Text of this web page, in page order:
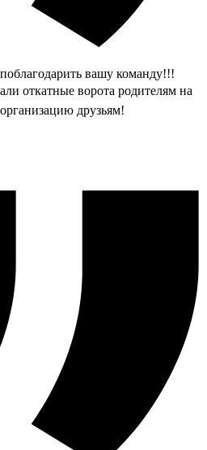
вашу команду!!!
откатные ворота родителям на
друзьям!